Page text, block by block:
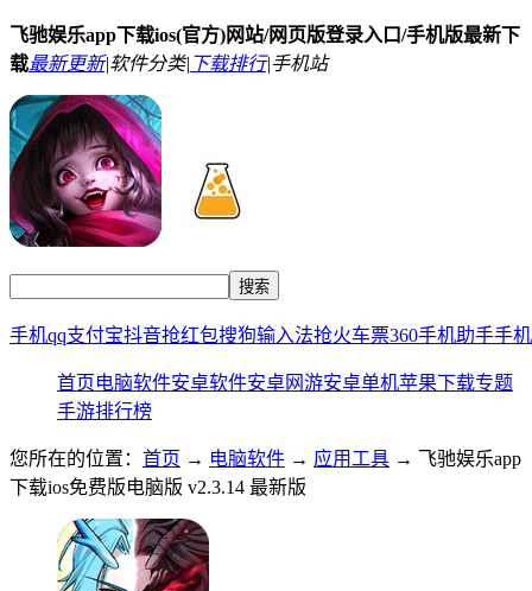
飞驰娱乐app下载ios(官方)网站/网页版登录入口/手机版最新下
载最新更新|软件分类| 下载排行|手机站
手机qq支付宝抖音抢红包搜狗输入法抢火车票360手机助手手
首页电脑软件安卓软件安卓网游安卓单机苹果下载专题
手游排行榜
您所在的位置： 首页 → 电脑软件 → 应用工具 → 飞驰娱乐app
下载ios免费版电脑版 v2.3.14 最新版